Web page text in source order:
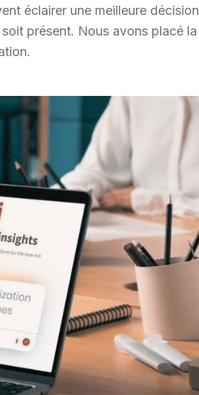
éclairer une meilleure décision
présent. Nous avons placé la